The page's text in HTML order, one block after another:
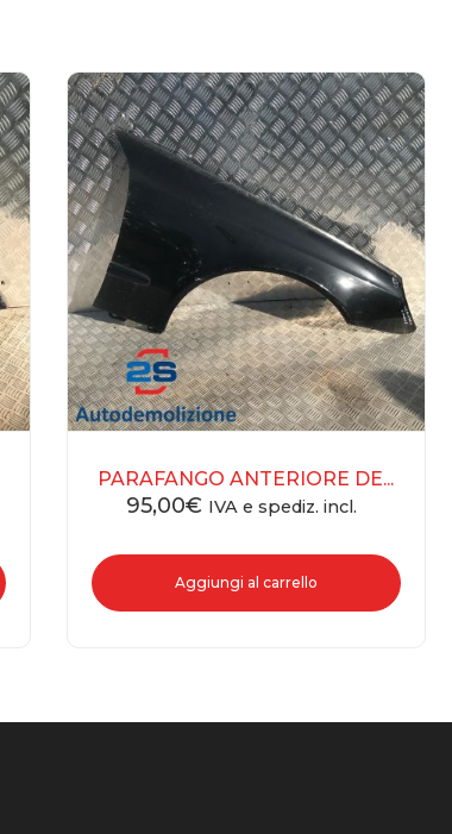
PARAFANGO ANTERIORE DE...
95,00€ IVA e spediz. incl.
Aggiungi al carrello